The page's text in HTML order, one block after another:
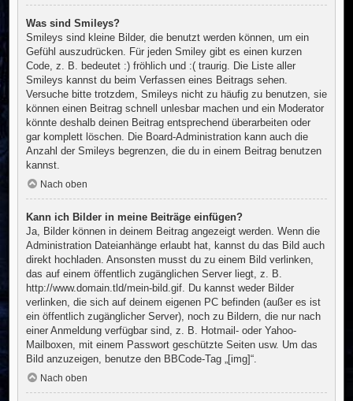
Was sind Smileys?
Smileys sind kleine Bilder, die benutzt werden können, um ein
Gefühl auszudrücken. Für jeden Smiley gibt es einen kurzen
Code, z. B. bedeutet :) fröhlich und :( traurig. Die Liste aller
Smileys kannst du beim Verfassen eines Beitrags sehen.
Versuche bitte trotzdem, Smileys nicht zu häufig zu benutzen, sie
können einen Beitrag schnell unlesbar machen und ein Moderator
könnte deshalb deinen Beitrag entsprechend überarbeiten oder
gar komplett löschen. Die Board-Administration kann auch die
Anzahl der Smileys begrenzen, die du in einem Beitrag benutzen
kannst.
Nach oben
Kann ich Bilder in meine Beiträge einfügen?
Ja, Bilder können in deinem Beitrag angezeigt werden. Wenn die
Administration Dateianhänge erlaubt hat, kannst du das Bild auch
direkt hochladen. Ansonsten musst du zu einem Bild verlinken,
das auf einem öffentlich zugänglichen Server liegt, z. B.
http://www.domain.tld/mein-bild.gif. Du kannst weder Bilder
verlinken, die sich auf deinem eigenen PC befinden (außer es ist
ein öffentlich zugänglicher Server), noch zu Bildern, die nur nach
einer Anmeldung verfügbar sind, z. B. Hotmail- oder Yahoo-
Mailboxen, mit einem Passwort geschützte Seiten usw. Um das
Bild anzuzeigen, benutze den BBCode-Tag „[img]“.
Nach oben